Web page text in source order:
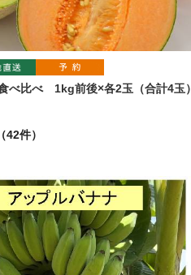
べ比べ 1kg前後×各2玉（合計4玉）
（42件）